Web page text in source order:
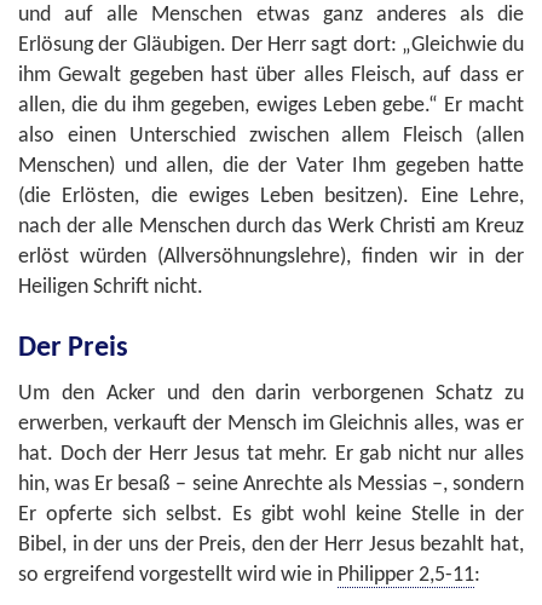
und auf alle Menschen etwas ganz anderes als die
Erlösung der Gläubigen. Der Herr sagt dort: „Gleichwie du
ihm Gewalt gegeben hast über alles Fleisch, auf dass er
allen, die du ihm gegeben, ewiges Leben gebe.“ Er macht
also einen Unterschied zwischen allem Fleisch (allen
Menschen) und allen, die der Vater Ihm gegeben hatte
(die Erlösten, die ewiges Leben besitzen). Eine Lehre,
nach der alle Menschen durch das Werk Christi am Kreuz
erlöst würden (Allversöhnungslehre), finden wir in der
Heiligen Schrift nicht.
Der Preis
Um den Acker und den darin verborgenen Schatz zu
erwerben, verkauft der Mensch im Gleichnis alles, was er
hat. Doch der Herr Jesus tat mehr. Er gab nicht nur alles
hin, was Er besaß – seine Anrechte als Messias –, sondern
Er opferte sich selbst. Es gibt wohl keine Stelle in der
Bibel, in der uns der Preis, den der Herr Jesus bezahlt hat,
so ergreifend vorgestellt wird wie in Philipper 2,5-11: